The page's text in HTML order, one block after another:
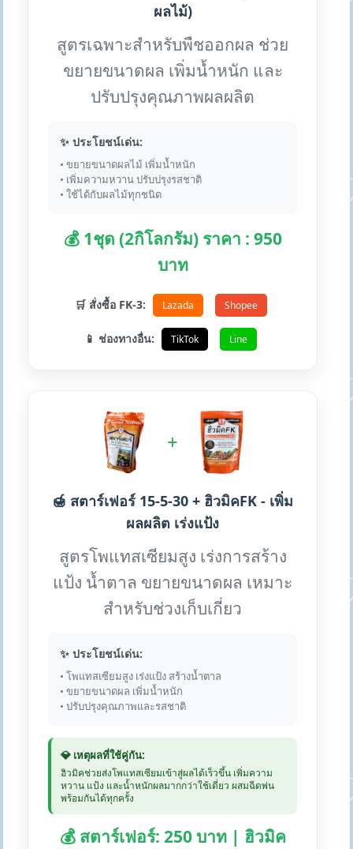
ผลไม้)
สูตรเฉพาะสำหรับพืชออกผล ช่วย
ขยายขนาดผล เพิ่มน้ำหนัก และ
ปรับปรุงคุณภาพผลผลิต
✨ ประโยชน์เด่น:
• ขยายขนาดผลไม้ เพิ่มน้ำหนัก
• เพิ่มความหวาน ปรับปรุงรสชาติ
• ใช้ได้กับผลไม้ทุกชนิด
💰 1ชุด (2กิโลกรัม) ราคา : 950
บาท
🛒 สั่งซื้อ FK-3: Lazada Shopee
📱 ช่องทางอื่น: TikTok Line
+
🍯 สตาร์เฟอร์ 15-5-30 + ฮิวมิคFK - เพิ่ม
ผลผลิต เร่งแป้ง
สูตรโพแทสเซียมสูง เร่งการสร้าง
แป้ง น้ำตาล ขยายขนาดผล เหมาะ
สำหรับช่วงเก็บเกี่ยว
✨ ประโยชน์เด่น:
• โพแทสเซียมสูง เร่งแป้ง สร้างน้ำตาล
• ขยายขนาดผล เพิ่มน้ำหนัก
• ปรับปรุงคุณภาพและรสชาติ
💎 เหตุผลที่ใช้คู่กัน:
ฮิวมิคช่วยส่งโพแทสเซียมเข้าสู่ผลได้เร็วขึ้น เพิ่มความ
หวาน แป้ง และน้ำหนักผลมากกว่าใช้เดี่ยว ผสมฉีดพ่น
พร้อมกันได้ทุกครั้ง
💰 สตาร์เฟอร์: 250 บาท | ฮิวมิค